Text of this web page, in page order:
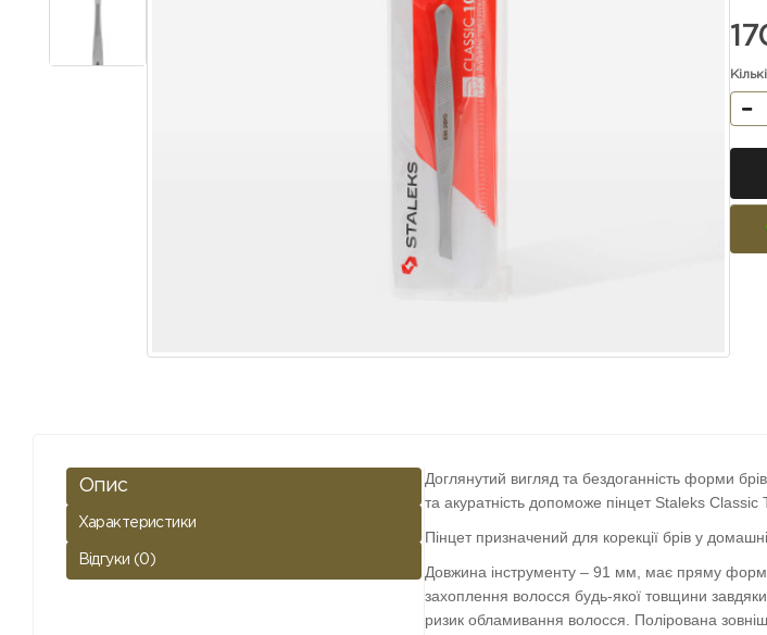
Опис
Характеристики
Відгуки (0)
Доглянутий вигляд та бездоганність форми
та акуратність допоможе пінцет Staleks Classic
Пінцет призначений для корекції брів у
Довжина інструменту – 91 мм, має пряму
захоплення волосся будь-якої товщини
ризик обламивання волосся. Полірована